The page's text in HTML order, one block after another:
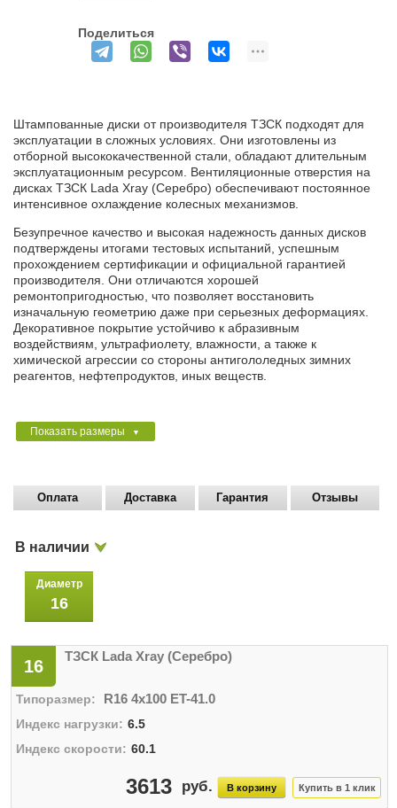
Поделиться
Штампованные диски от производителя ТЗСК подходят для
эксплуатации в сложных условиях. Они изготовлены из
отборной высококачественной стали, обладают длительным
эксплуатационным ресурсом. Вентиляционные отверстия на
дисках ТЗСК Lada Xray (Серебро) обеспечивают постоянное
интенсивное охлаждение колесных механизмов.
Безупречное качество и высокая надежность данных дисков
подтверждены итогами тестовых испытаний, успешным
прохождением сертификации и официальной гарантией
производителя. Они отличаются хорошей
ремонтопригодностью, что позволяет восстановить
изначальную геометрию даже при серьезных деформациях.
Декоративное покрытие устойчиво к абразивным
воздействиям, ультрафиолету, влажности, а также к
химической агрессии со стороны антигололедных зимних
реагентов, нефтепродуктов, иных веществ.
Показать размеры ▼
Оплата Доставка Гарантия Отзывы
В наличии
Диаметр
16
16
ТЗСК Lada Xray (Серебро)
R16 4x100 ET-41.0
6.5
60.1
3613